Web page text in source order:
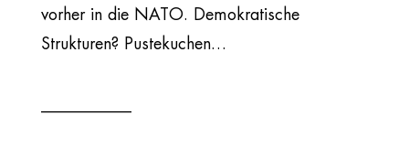
vorher in die NATO. Demokratische
Strukturen? Pustekuchen…